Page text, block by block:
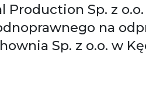
Sp. z
na
Sp. z o.o. w